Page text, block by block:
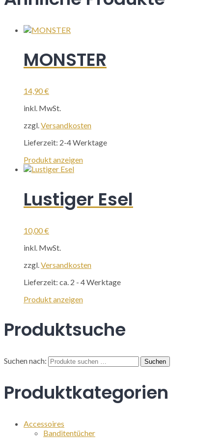
MONSTER
14,90€
inkl. MwSt.
zzgl.Versandkosten
Lieferzeit: 2-4 Werktage
Produkt anzeigen
Lustiger Esel
10,00€
inkl. MwSt.
zzgl.Versandkosten
Lieferzeit: ca. 2 - 4 Werktage
Produkt anzeigen
Produktsuche
Suchen nach: Suchen
Produktkategorien
Accessoires
Banditentücher